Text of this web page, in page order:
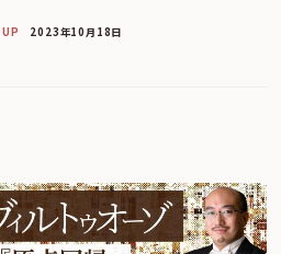
2023年10月18日